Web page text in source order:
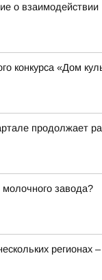
о взаимодействии
конкурса «Дом
продолжает
завода?